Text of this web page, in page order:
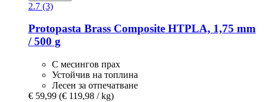
2.7 (3)
Protopasta Brass Composite HTPLA, 1,75 mm
/ 500 g
С месингов прах
Устойчив на топлина
Лесен за отпечатване
€ 59,99 (€ 119,98 / kg)